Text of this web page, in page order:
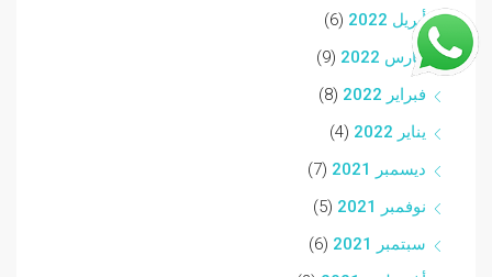
أبريل 2022
(6)
مارس 2022
(9)
فبراير 2022
(8)
يناير 2022
(4)
ديسمبر 2021
(7)
نوفمبر 2021
(5)
سبتمبر 2021
(6)